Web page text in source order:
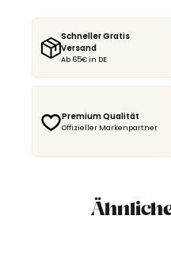
Schneller Gratis
Versand
Ab 65€ in DE
Premium Qualität
Offizieller Markenpartner